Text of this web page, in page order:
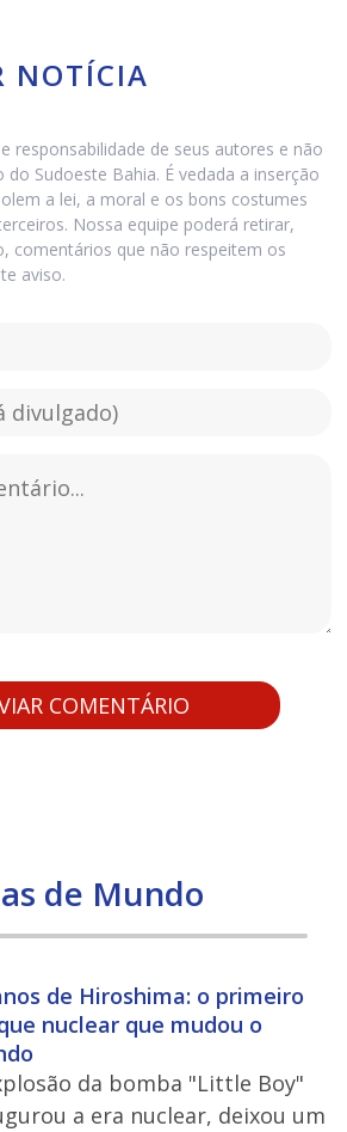
NOTÍCIA
responsabilidade de seus autores e não
Sudoeste Bahia. É vedada a inserção
a lei, a moral e os bons costumes
Nossa equipe poderá retirar,
comentários que não respeitem os
aviso.
de Mundo
de Hiroshima: o primeiro
nuclear que mudou o
da bomba "Little Boy"
a era nuclear, deixou um